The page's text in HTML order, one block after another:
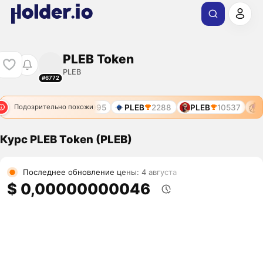
#6772
PLEB Token
PLEB
Подозрительно похожи
10709 PLEB 10995 PLEB 2288 PLEB 10537
Курс PLEB Token (PLEB)
Последнее обновление цены: 4 августа
$ 0,00000000046